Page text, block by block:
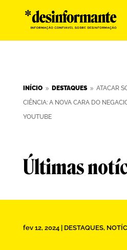
INÍCIO 9 DESTAQUES 9 ATACAR
CIÊNCIA: A NOVA CARA DO
YOUTUBE
Últimas
fev 12, 2024| DESTAQUES,